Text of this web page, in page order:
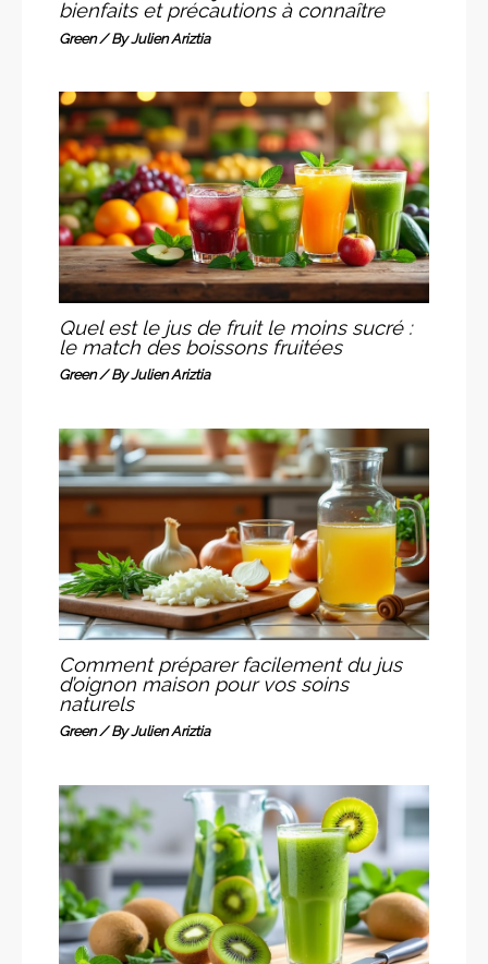
bienfaits et précautions à connaître
Green/ ByJulien Ariztia
Quel est le jus de fruit le moins sucré :
le match des boissons fruitées
Green/ ByJulien Ariztia
Comment préparer facilement du jus
d’oignon maison pour vos soins
naturels
Green/ ByJulien Ariztia